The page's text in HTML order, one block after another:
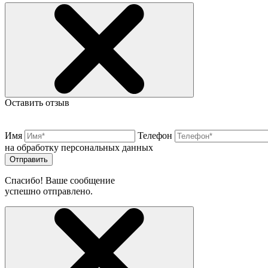
Оставить отзыв
Имя Телефон
на обработку персональных данных
Отправить
Спасибо! Ваше сообщение
успешно отправлено.